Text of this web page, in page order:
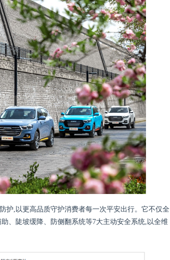
护,以更高品质守护消费者每一次平安出行。它不仅全
、陡坡缓降、防侧翻系统等7大主动安全系统,以全维